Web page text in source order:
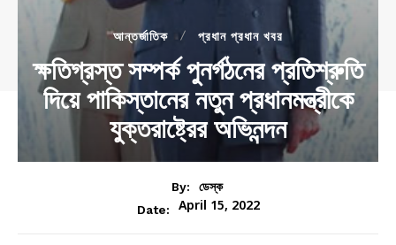
আন্তর্জাতিক প্রধান প্রধান খবর
ক্ষতিগ্রস্ত সম্পর্ক পুনর্গঠনের প্রতিশ্রুতি
দিয়ে পাকিস্তানের নতুন প্রধানমন্ত্রীকে
যুক্তরাষ্ট্রের অভিনন্দন
By:
ডেস্ক
Date:
April 15, 2022